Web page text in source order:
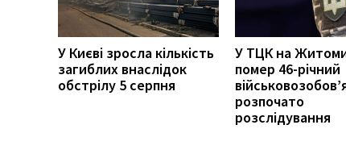
У Києві зросла кількість
загиблих внаслідок
обстрілу 5 серпня
У ТЦК на
помер 46-річний
розпочато
розслідування